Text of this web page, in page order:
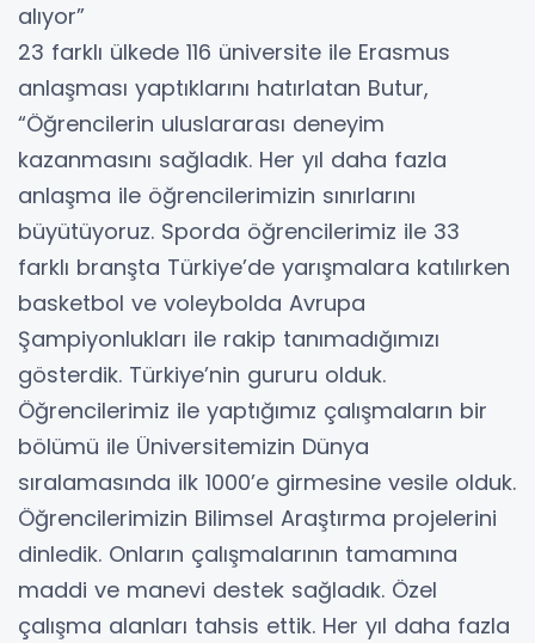
alıyor”
23 farklı ülkede 116 üniversite ile Erasmus
anlaşması yaptıklarını hatırlatan Butur,
“Öğrencilerin uluslararası deneyim
kazanmasını sağladık. Her yıl daha fazla
anlaşma ile öğrencilerimizin sınırlarını
büyütüyoruz. Sporda öğrencilerimiz ile 33
farklı branşta Türkiye’de yarışmalara katılırken
basketbol ve voleybolda Avrupa
Şampiyonlukları ile rakip tanımadığımızı
gösterdik. Türkiye’nin gururu olduk.
Öğrencilerimiz ile yaptığımız çalışmaların bir
bölümü ile Üniversitemizin Dünya
sıralamasında ilk 1000’e girmesine vesile olduk.
Öğrencilerimizin Bilimsel Araştırma projelerini
dinledik. Onların çalışmalarının tamamına
maddi ve manevi destek sağladık. Özel
çalışma alanları tahsis ettik. Her yıl daha fazla